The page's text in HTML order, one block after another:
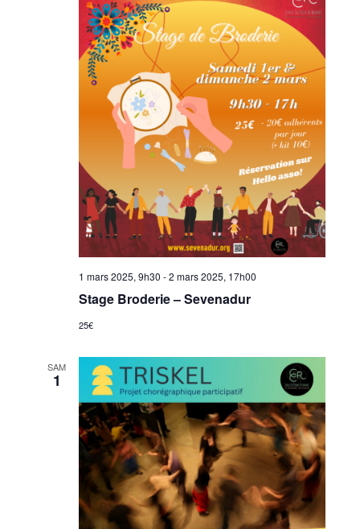
1 mars 2025, 9h30 -2 mars 2025, 17h00
Stage Broderie – Sevenadur
25€
SAM
1